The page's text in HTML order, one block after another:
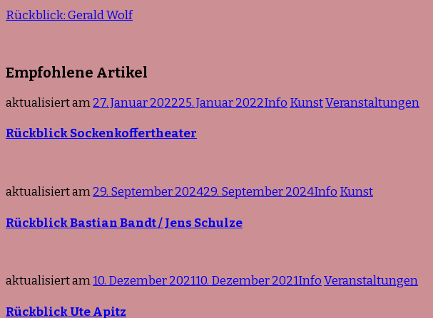
Rückblick: Gerald Wolf
Empfohlene Artikel
aktualisiert am27. Januar 202225. Januar 2022Info KunstVeranstaltungen
Rückblick Sockenkoffertheater
aktualisiert am29. September 202429. September 2024Info Kunst
Rückblick Bastian Bandt / Jens Schulze
aktualisiert am10. Dezember 202110. Dezember 2021InfoVeranstaltungen
Rückblick Ute Apitz